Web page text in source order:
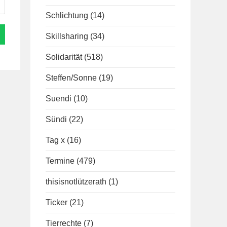
Schlichtung (14)
Skillsharing (34)
Solidarität (518)
Steffen/Sonne (19)
Suendi (10)
Sündi (22)
Tag x (16)
Termine (479)
thisisnotlützerath (1)
Ticker (21)
Tierrechte (7)